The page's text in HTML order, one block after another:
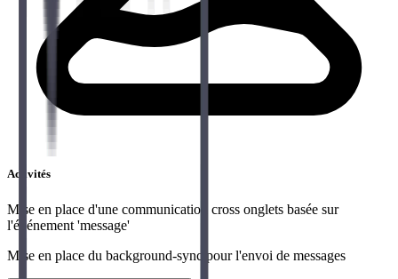
Activités
Mise en place d'une communication cross onglets basée sur
l'événement 'message'
Mise en place du background-sync pour l'envoi de messages